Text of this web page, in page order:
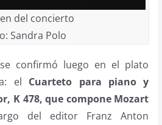
del concierto
Sandra Polo
confirmó luego en el plato
el Cuarteto para piano y
K 478, que compone Mozart
del editor Franz Anton